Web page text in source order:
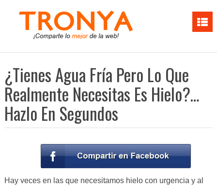
¿Tienes Agua Fría Pero Lo Que
Realmente Necesitas Es Hielo?…
Hazlo En Segundos
Hay veces en las que necesitamos hielo con urgencia y al